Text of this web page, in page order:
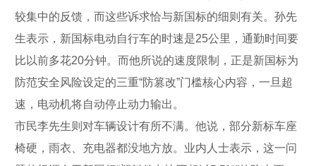
较集中的反馈，而这些诉求恰与新国标的细则有关。孙先
生表示，新国标电动自行车的时速是25公里，通勤时间要
比以前多花20分钟。而他所说的速度限制，正是新国标为
防范安全风险设定的三重“防篡改”门槛核心内容，一旦超
速，电动机将自动停止动力输出。
市民李先生则对车辆设计有所不满。他说，部分新标车座
椅硬，雨衣、充电器都没地方放。业内人士表示，这一问